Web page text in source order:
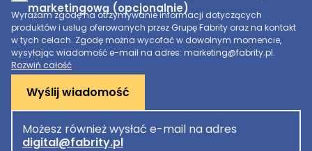
marketingową (opcjonalnie)
Wyrażam zgodę na otrzymywanie informacji dotyczących
produktów i usług oferowanych przez Grupę Fabrity oraz na kontakt
w tych celach. Zgodę można wycofać w dowolnym momencie,
wysyłając wiadomość e-mail na adres: marketing@fabrity.pl.
Rozwiń całość
Wyślij wiadomość
Możesz również wysłać e-mail na adres
digital@fabrity.pl